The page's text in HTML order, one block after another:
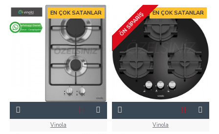
EN ÇOK SATANLAR
Vinola
EN ÇOK SATANLAR
ÖN SIPARIŞ
Vinola